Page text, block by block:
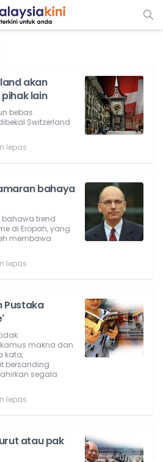
akan
lain
bebas
Switzerland
lepas
bahaya
bahawa trend
di Eropah, yang
membawa
lepas
Pustaka
makna dan
kata,
bersanding
segala
lepas
atau pak